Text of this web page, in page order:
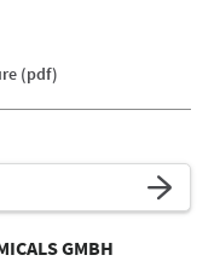
(pdf)
GMBH